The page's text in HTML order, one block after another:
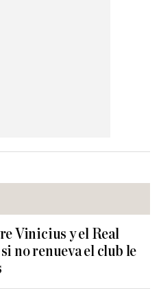
Vinicius y el Real
no renueva el club le